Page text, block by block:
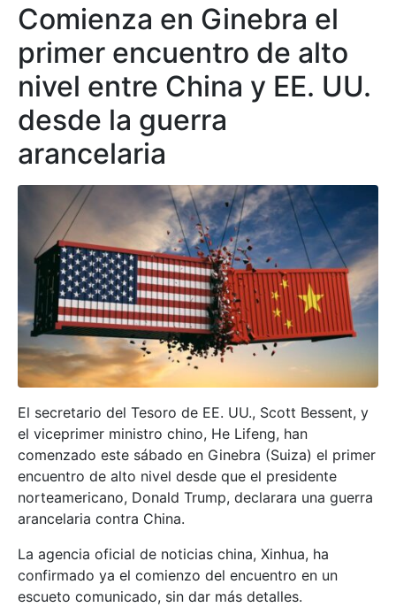
Comienza en Ginebra el
primer encuentro de alto
nivel entre China y EE. UU.
desde la guerra
arancelaria
El secretario del Tesoro de EE. UU., Scott Bessent, y
el viceprimer ministro chino, He Lifeng, han
comenzado este sábado en Ginebra (Suiza) el primer
encuentro de alto nivel desde que el presidente
norteamericano, Donald Trump, declarara una guerra
arancelaria contra China.
La agencia oficial de noticias china, Xinhua, ha
confirmado ya el comienzo del encuentro en un
escueto comunicado, sin dar más detalles.